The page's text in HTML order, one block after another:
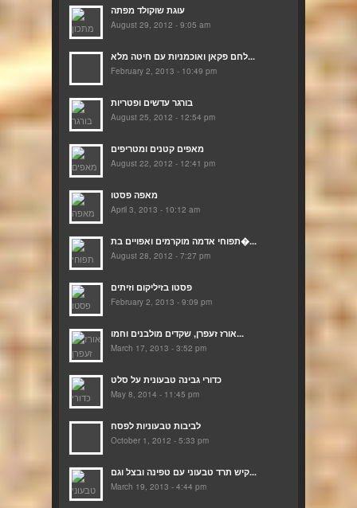
עוגת שוקולד מפתה
August 29, 2012 - 9:05 am
לחם פקאן ואוכמניות עם חיטה מלא...
February 2, 2013 - 10:49 pm
בורגר עדשים ופטריות
August 25, 2012 - 12:54 pm
מאפים קטנים ומטריפים
August 22, 2012 - 12:41 pm
מאפה פסטו
April 3, 2013 - 10:12 am
תפוחי אדמה מוקרמים ואפויים בת�...
August 28, 2012 - 7:27 pm
פסטו בזיליקום וזיתים
February 2, 2013 - 9:09 pm
אורז זעפרן, שקדים מולבנים וחמו...
March 17, 2013 - 3:52 pm
כדורי גבינה טבעונית על סלט
May 8, 2014 - 11:45 pm
לביבות טבעוניות לפסח
October 1, 2012 - 5:33 pm
קיש תרד טבעוני עם טפינה ובצל וגם...
March 19, 2013 - 4:44 pm